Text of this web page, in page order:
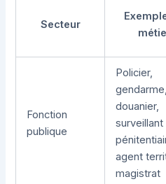
Secteur
Fonction
publique
Policier,
gendarme,
douanier,
surveillant
agent
magistrat